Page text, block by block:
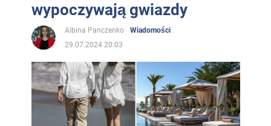
wypoczywają gwiazdy
Albina Panczenko
Wiadomości
29.07.2024 20:03